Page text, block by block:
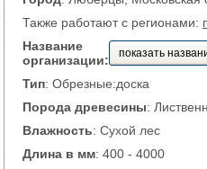
Также работают с регионами:
Название
организации:
показать
Тип: Обрезные:доска
Порода древесины:
Влажность: Сухой лес
Длина в мм: 400 - 4000